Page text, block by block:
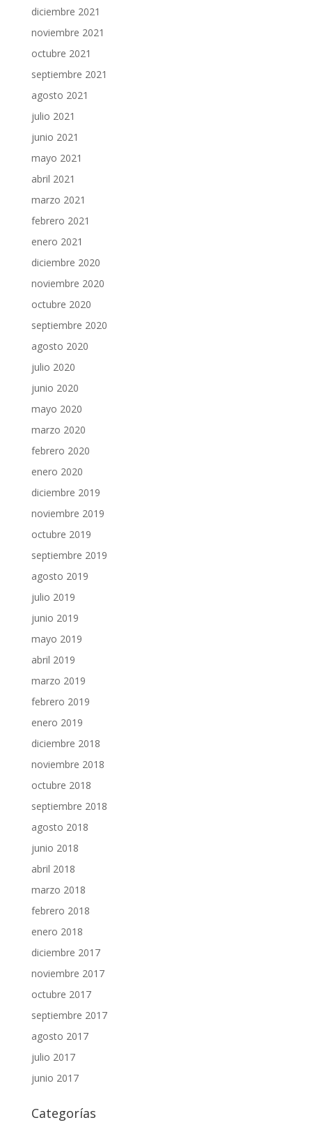
diciembre 2021
noviembre 2021
octubre 2021
septiembre 2021
agosto 2021
julio 2021
junio 2021
mayo 2021
abril 2021
marzo 2021
febrero 2021
enero 2021
diciembre 2020
noviembre 2020
octubre 2020
septiembre 2020
agosto 2020
julio 2020
junio 2020
mayo 2020
marzo 2020
febrero 2020
enero 2020
diciembre 2019
noviembre 2019
octubre 2019
septiembre 2019
agosto 2019
julio 2019
junio 2019
mayo 2019
abril 2019
marzo 2019
febrero 2019
enero 2019
diciembre 2018
noviembre 2018
octubre 2018
septiembre 2018
agosto 2018
junio 2018
abril 2018
marzo 2018
febrero 2018
enero 2018
diciembre 2017
noviembre 2017
octubre 2017
septiembre 2017
agosto 2017
julio 2017
junio 2017
Categorías